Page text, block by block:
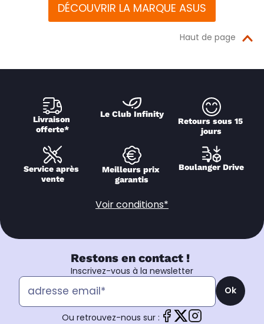
DÉCOUVRIR LA MARQUE ASUS
Haut de page
Livraison
offerte*
Le Club Infinity
Retours sous 15
jours
Service après
vente
Meilleurs prix
garantis
Boulanger Drive
Voir conditions*
Restons en contact !
Inscrivez-vous à la newsletter
Ok
Ou retrouvez-nous sur :